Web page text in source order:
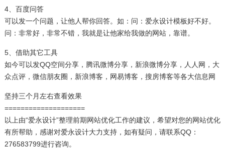
4、百度问答
可以发一个问题，让他人帮你回答。如：问：爱永设计模板好不好。
问：非常好，非常不错，我就是让他家给我做的网站，靠谱。
5、借助其它工具
如今可以发QQ空间分享，腾讯微博分享，新浪微博分享，人人网，大
众点评，微信朋友圈，新浪博客，网易博客，搜房博客等各大信息网
坚持三个月左右查看效果
====================
以上由“爱永设计”整理前期网站优化工作的建议，希望对您的网站优化
有所帮助，感谢对爱永设计大力支持，如有疑问，请联系QQ：
276583799进行咨询。